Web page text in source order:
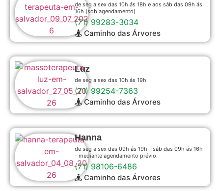
de seg a sex das 10h ás 18h e aos sáb das 09h ás
16h (sob agendamento)
(71) 99283-3034
Caminho das Árvores
Luz
de seg a sex das 10h ás 19h
(71) 99254-7363
Caminho das Árvores
Hanna
de seg a sex das 09h ás 19h - sáb das 09h ás 16h
- mediante agendamento prévio.
(71) 98106-6486
Caminho das Árvores